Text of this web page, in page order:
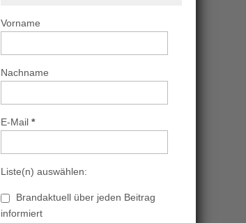
Vorname
Nachname
E-Mail *
Liste(n) auswählen:
Brandaktuell über jeden Beitrag
informiert